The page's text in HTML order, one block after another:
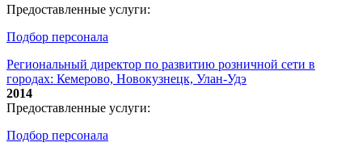
Предоставленные услуги:
Подбор персонала
Региональный директор по развитию розничной сети в
городах: Кемерово, Новокузнецк, Улан-Удэ
2014
Предоставленные услуги:
Подбор персонала